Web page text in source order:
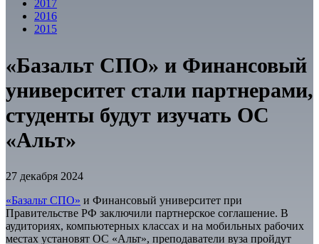
2017
2016
2015
«Базальт СПО» и Финансовый
университет стали партнерами,
студенты будут изучать ОС
«Альт»
27 декабря 2024
«Базальт СПО» и Финансовый университет при
Правительстве РФ заключили партнерское соглашение. В
аудиториях, компьютерных классах и на мобильных рабочих
местах установят ОС «Альт», преподаватели вуза пройдут